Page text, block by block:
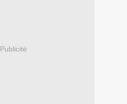
Publicité